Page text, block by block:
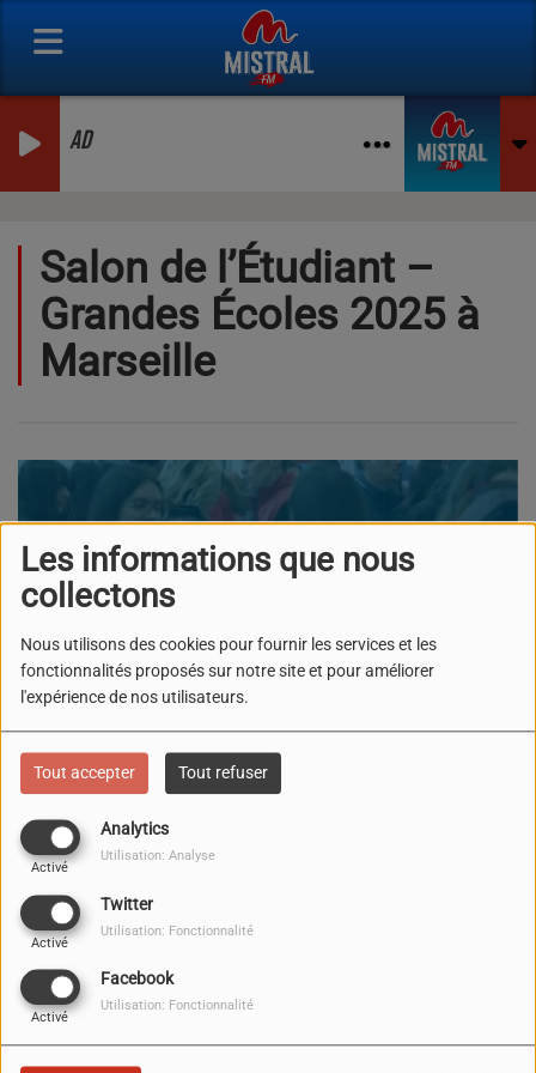
Les informations que nous
collectons
Nous utilisons des cookies pour fournir les services et les
fonctionnalités proposés sur notre site et pour améliorer
l'expérience de nos utilisateurs.
Tout accepter Tout refuser
Analytics
Activé
Utilisation: Analyse
Twitter
Activé
Utilisation: Fonctionnalité
Facebook
Activé
Utilisation: Fonctionnalité
AD
Salon de l’Étudiant –
Grandes Écoles 2025 à
Marseille
09:00 - 17:00
Marseille
LeSalon de l’Étudiant–Grandes Écoles
vous incontournable pour préparer votre avenir !
Que vous soyez lycéen ou étudiant, venez découvrir les
parcours d’excellence, les classes préparatoires, les